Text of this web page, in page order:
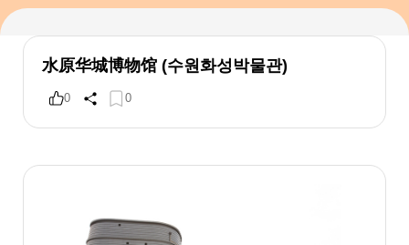
水原华城博物馆 (수원화성박물관)
0 0